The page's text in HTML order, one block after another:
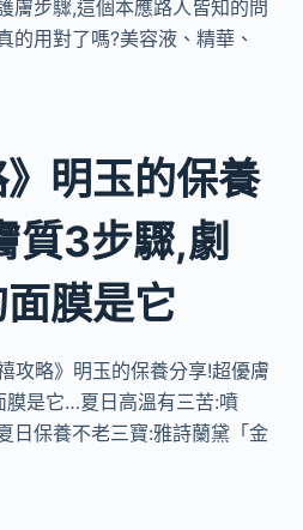
膚步驟,這個本應路人皆知的問
的用對了嗎?美容液、精華、
》明玉的保養
質3步驟,劇
膜是它
攻略》明玉的保養分享!超優膚
膜是它…夏日高溫有三苦:噴
日保養不老三寶:雅詩蘭黛「金